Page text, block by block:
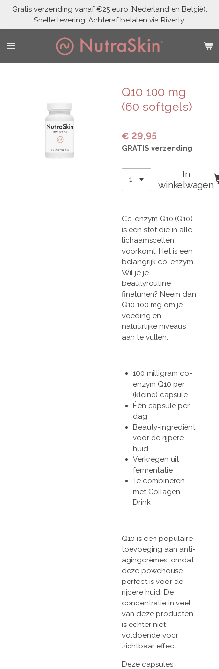
Ga
naar
de
Gratis verzending vanaf €25 euro (Nederland en België).
Snelle levering. Achteraf betalen via Riverty.
Q10 100 mg
(60 softgels)
€ 29,95
GRATIS verzending
In
winkelwagen
Co-enzym Q10 (Q10)
is een stof die in alle
lichaamscellen
voorkomt. Het is een
belangrijk co-enzym.
Wil je je
beautyroutine
finetunen? Neem dan
Q10 100 mg om je
voeding en
natuurlijke niveaus
aan te vullen.
100 milligram co-
enzym Q10 per
(kleine) capsule
Één capsule per
dag
Beauty-ingrediënt
voor de rijpere
huid
Verkregen uit
fermentatie
Te combineren
met Collagen
Drink
Q10 is een populaire
toevoeging aan anti-
agingcrèmes, omdat
deze powehouse
perfect is voor de
rijpere huid. De
concentratie in veel
van deze producten
is echter niet
voldoende voor
zichtbaar effect.
Deze capsules